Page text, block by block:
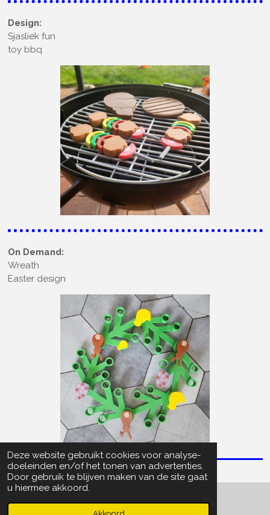
Deze website gebruikt cookies voor analyse-
doeleinden en/of het tonen van advertenties.
Door gebruik te blijven maken van de site gaat
u hiermee akkoord.
Design:
Sjasliek fun
toy bbq
On Demand:
Wreath
Easter design
© 2022 - 2026 Particle Collector